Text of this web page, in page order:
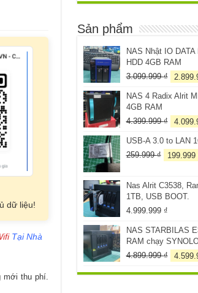
dữ liệu!
Tại Nhà
mới thu phí.
Sản phẩm
NAS Nhật IO DATA
HDD 4GB RAM
3.099.999₫
Giá
là:
NAS 4 Radix Alrit
4GB RAM
4.399.999₫
Giá
là:
USB-A 3.0 to LAN
259.999₫
Giá
259.999
199.999
Nas Alrit C3538,
1TB, USB BOOT.
4.999.999 ₫
NAS STARBILAS
RAM chạy
4.899.999₫
Giá
là: